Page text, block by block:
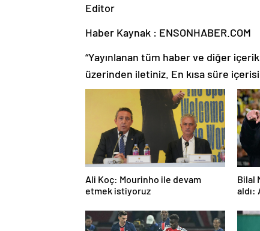
Editor
Haber Kaynak : ENSONHABER.COM
“Yayınlanan tüm haber ve diğer
üzerinden iletiniz. En kısa süre
Ali Koç: Mourinho ile devam
etmek istiyoruz
Bilal
aldı: